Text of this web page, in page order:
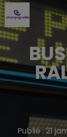
Publié : 21